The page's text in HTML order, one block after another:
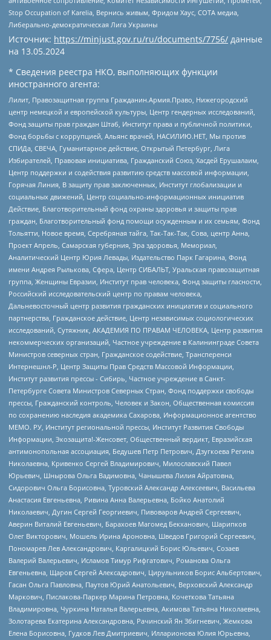
Stop Occupation of Karelia, Вернись живым, Фридом Хаус, СОТА медиа,
Либерально-демократическая Лига Украины
Источник: https://minjust.gov.ru/ru/documents/7756/ данные
на 13.05.2024
* Сведения реестра НКО, выполняющих функции
иностранного агента:
Лилит, Правозащитная группа Гражданин.Армия.Право, Нижегородский
центр немецкой и европейской культуры, Центр гендерных исследований,
Фонд защиты прав граждан Штаб, Институт права и публичной политики,
Фонд борьбы с коррупцией, Альянс врачей, НАСИЛИЮ.НЕТ, Мы против
СПИДа, СВЕЧА, Гуманитарное действие, Открытый Петербург, Лига
Избирателей, Правовая инициатива, Гражданский Союз, Хасдей Ерушалаим,
Центр поддержки и содействия развитию средств массовой информации,
Горячая Линия, В защиту прав заключенных, Институт глобализации и
социальных движений, Центр социально-информационных инициатив
Действие, Благотворительный фонд охраны здоровья и защиты прав
граждан, Благотворительный фонд помощи осужденным и их семьям, Фонд
Тольятти, Новое время, Серебряная тайга, Так-Так-Так, Сова, центр Анна,
Проект Апрель, Самарская губерния, Эра здоровья, Мемориал,
Аналитический Центр Юрия Левады, Издательство Парк Гагарина, Фонд
имени Андрея Рылькова, Сфера, Центр СИБАЛЬТ, Уральская правозащитная
группа, Женщины Евразии, Институт прав человека, Фонд защиты гласности,
Российский исследовательский центр по правам человека,
Дальневосточный центр развития гражданских инициатив и социального
партнерства, Гражданское действие, Центр независимых социологических
исследований, Сутяжник, АКАДЕМИЯ ПО ПРАВАМ ЧЕЛОВЕКА, Центр развития
некоммерческих организаций, Частное учреждение в Калининграде Совета
Министров северных стран, Гражданское содействие, Трансперенси
Интернешнл-Р, Центр Защиты Прав Средств Массовой Информации,
Институт развития прессы - Сибирь, Частное учреждение в Санкт-
Петербурге Совета Министров Северных Стран, Фонд поддержки свободы
прессы, Гражданский контроль, Человек и Закон, Общественная комиссия
по сохранению наследия академика Сахарова, Информационное агентство
МЕМО. РУ, Институт региональной прессы, Институт Развития Свободы
Информации, Экозащита!-Женсовет, Общественный вердикт, Евразийская
антимонопольная ассоциация, Бедушев Петр Петрович, Дзугкоева Регина
Николаевна, Кривенко Сергей Владимирович, Милославский Павел
Юрьевич, Шнырова Ольга Вадимовна, Чанышева Лилия Айратовна,
Сидорович Ольга Борисовна, Туровский Александр Алексеевич, Васильева
Анастасия Евгеньевна, Ривина Анна Валерьевна, Бойко Анатолий
Николаевич, Дугин Сергей Георгиевич, Пивоваров Андрей Сергеевич,
Аверин Виталий Евгеньевич, Барахоев Магомед Бекханович, Шарипков
Олег Викторович, Мошель Ирина Ароновна, Шведов Григорий Сергеевич,
Пономарев Лев Александрович, Каргалицкий Борис Юльевич, Созаев
Валерий Валерьевич, Исламов Тимур Рифгатович, Романова Ольга
Евгеньевна, Щаров Сергей Алексадрович, Цирульников Борис Альбертович,
Гасан Ольга Павловна, Паутов Юрий Анатольевич, Верховский Александр
Маркович, Пислакова-Паркер Марина Петровна, Кочеткова Татьяна
Владимировна, Чуркина Наталья Валерьевна, Акимова Татьяна Николаевна,
Золотарева Екатерина Александровна, Рачинский Ян Збигневич, Жемкова
Елена Борисовна, Гудков Лев Дмитриевич, Илларионова Юлия Юрьевна,